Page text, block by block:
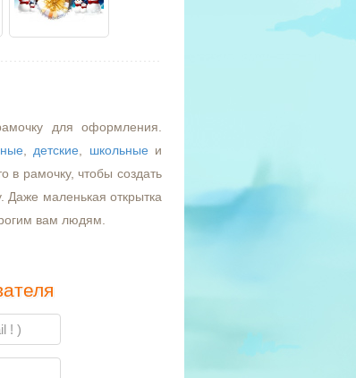
для оформления.
детские школьные и
в рамочку, чтобы создать
Даже маленькая открытка
вам людям.